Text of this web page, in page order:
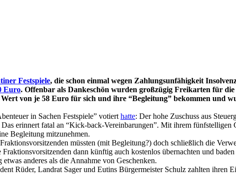
Festspiele, die schon einmal wegen Zahlungsunfähigkeit
Euro. Offenbar als Dankeschön wurden großzügig Freikarten für
von je 58 Euro für sich und ihre “Begleitung” bekommen und
in Sachen Festspiele” votiert hatte: Der hohe Zuschuss aus
erinnert fatal an “Kick-back-Vereinbarungen”. Mit ihrem
Begleitung mitzunehmen.
müssten (mit Begleitung?) doch schließlich die
dann künftig auch kostenlos übernachten und
anderes als die Annahme von Geschenken.
Rüder, Landrat Sager und Eutins Bürgermeister Schulz zahlten ihren